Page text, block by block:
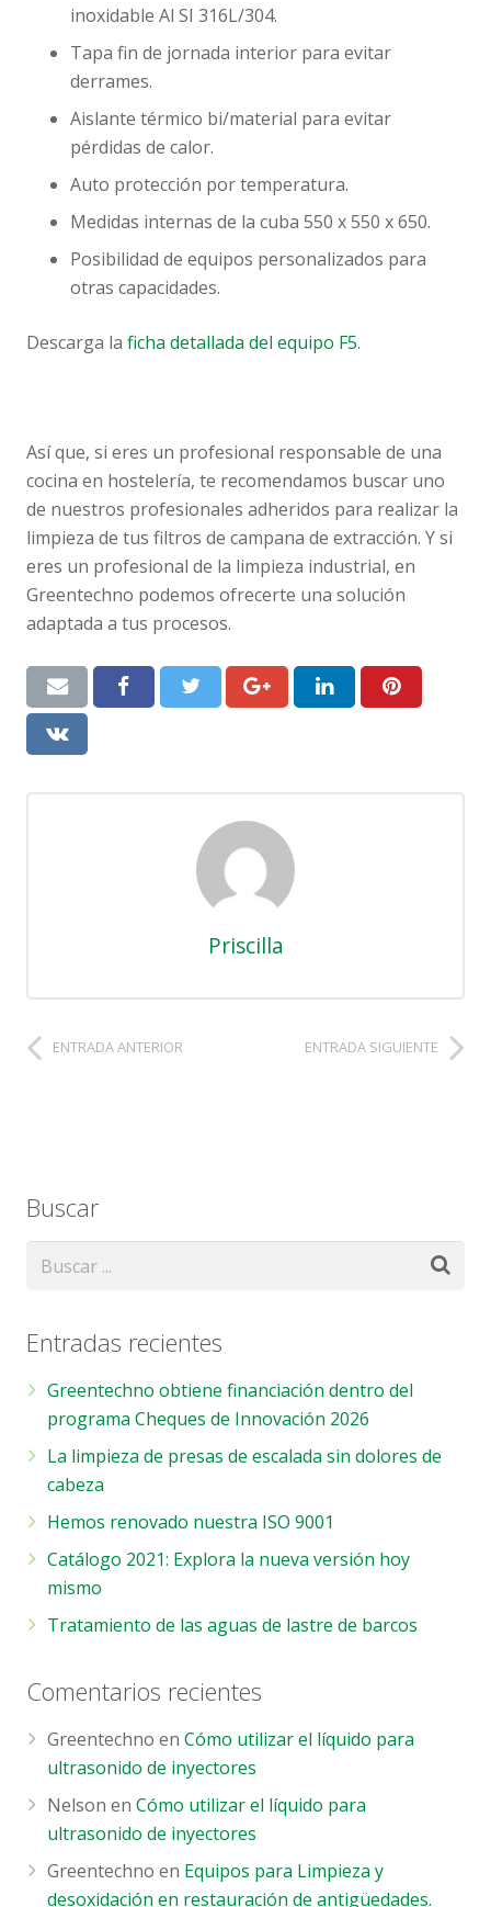
inoxidable Al SI 316L/304.
Tapa fin de jornada interior para evitar
derrames.
Aislante térmico bi/material para evitar
pérdidas de calor.
Auto protección por temperatura.
Medidas internas de la cuba 550 x 550 x 650.
Posibilidad de equipos personalizados para
otras capacidades.
Descarga la ficha detallada del equipo F5.
Así que, si eres un profesional responsable de una
cocina en hostelería, te recomendamos buscar uno
de nuestros profesionales adheridos para realizar la
limpieza de tus filtros de campana de extracción. Y si
eres un profesional de la limpieza industrial, en
Greentechno podemos ofrecerte una solución
adaptada a tus procesos.
Priscilla
ENTRADA ANTERIOR ENTRADA SIGUIENTE
Buscar
Entradas recientes
Greentechno obtiene financiación dentro del
programa Cheques de Innovación 2026
La limpieza de presas de escalada sin dolores de
cabeza
Hemos renovado nuestra ISO 9001
Catálogo 2021: Explora la nueva versión hoy
mismo
Tratamiento de las aguas de lastre de barcos
Comentarios recientes
Greentechno enCómo utilizar el líquido para
ultrasonido de inyectores
Nelson enCómo utilizar el líquido para
ultrasonido de inyectores
Greentechno en Equipos para Limpieza y
desoxidación en restauración de antigüedades.